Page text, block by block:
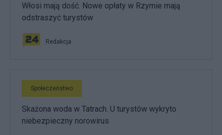
Włosi mają dość. Nowe opłaty w Rzymie mają
odstraszyć turystów
Redakcja
Społeczeństwo
Skażona woda w Tatrach. U turystów wykryto
niebezpieczny norowirus